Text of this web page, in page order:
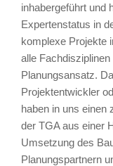
inhabergeführt und
Expertenstatus in
komplexe Projekte
alle
Planungsansatz.
Projektentwickler
haben in uns einen
der TGA aus einer
Umsetzung des
Planungspartnern